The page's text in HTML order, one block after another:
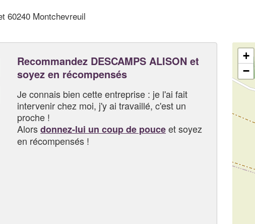
60240 Montchevreuil
Recommandez DESCAMPS ALISON et
soyez en récompensés
Je connais bien cette entreprise : je l'ai fait
intervenir chez moi, j'y ai travaillé, c'est un
proche !
Alorsdonnez-lui un coup de pouceet soyez
en récompensés !
+
−